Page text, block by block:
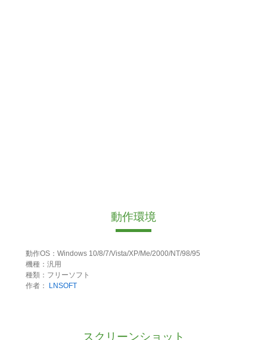
動作環境
動作OS：Windows 10/8/7/Vista/XP/Me/2000/NT/98/95
機種：汎用
種類：フリーソフト
作者：
LNSOFT
スクリーンショット